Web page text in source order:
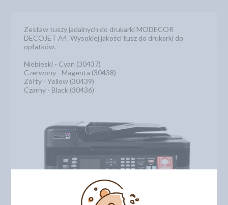
Zestaw tuszy jadalnych do drukarki MODECOR
DECOJET A4. Wysokiej jakości tusz do drukarki do
opłatków.
Niebieski - Cyan (30437)
Czerwony - Magenta (30438)
Zółty - Yellow (30439)
Czarny - Black (30436)